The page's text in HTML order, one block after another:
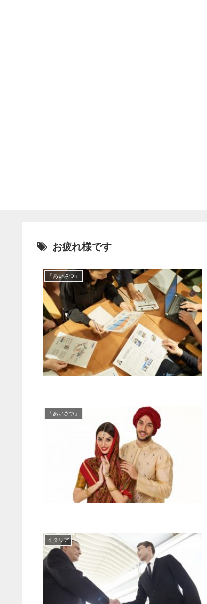
お疲れ様です
「あいさつ」
「あいさつ」
イタリア